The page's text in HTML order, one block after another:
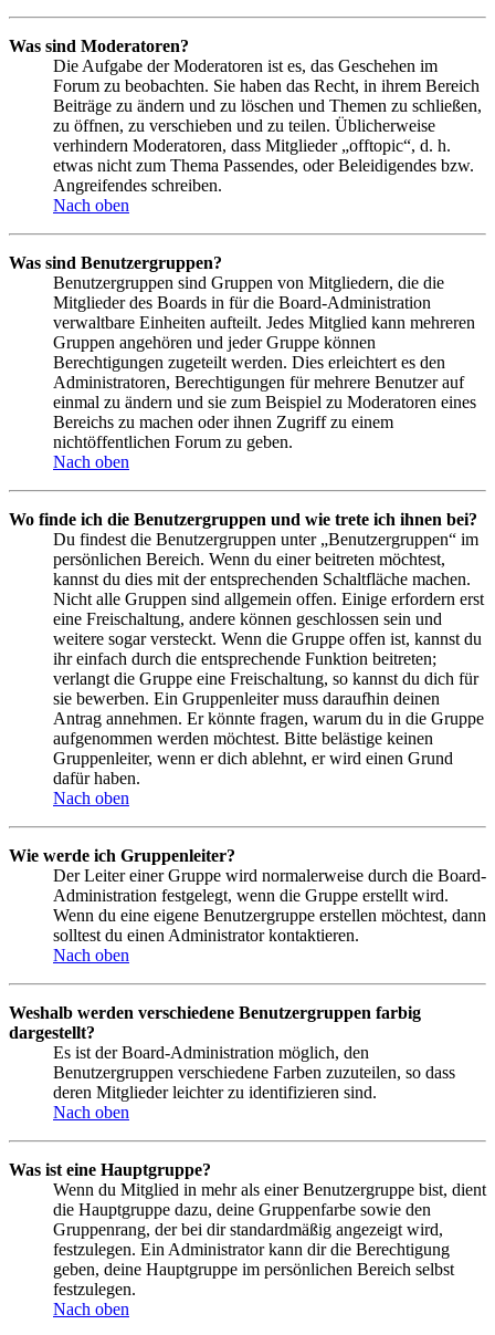
Was sind Moderatoren?
Die Aufgabe der Moderatoren ist es, das Geschehen im
Forum zu beobachten. Sie haben das Recht, in ihrem Bereich
Beiträge zu ändern und zu löschen und Themen zu schließen,
zu öffnen, zu verschieben und zu teilen. Üblicherweise
verhindern Moderatoren, dass Mitglieder „offtopic“, d. h.
etwas nicht zum Thema Passendes, oder Beleidigendes bzw.
Angreifendes schreiben.
Nach oben
Was sind Benutzergruppen?
Benutzergruppen sind Gruppen von Mitgliedern, die die
Mitglieder des Boards in für die Board-Administration
verwaltbare Einheiten aufteilt. Jedes Mitglied kann mehreren
Gruppen angehören und jeder Gruppe können
Berechtigungen zugeteilt werden. Dies erleichtert es den
Administratoren, Berechtigungen für mehrere Benutzer auf
einmal zu ändern und sie zum Beispiel zu Moderatoren eines
Bereichs zu machen oder ihnen Zugriff zu einem
nichtöffentlichen Forum zu geben.
Nach oben
Wo finde ich die Benutzergruppen und wie trete ich ihnen bei?
Du findest die Benutzergruppen unter „Benutzergruppen“ im
persönlichen Bereich. Wenn du einer beitreten möchtest,
kannst du dies mit der entsprechenden Schaltfläche machen.
Nicht alle Gruppen sind allgemein offen. Einige erfordern erst
eine Freischaltung, andere können geschlossen sein und
weitere sogar versteckt. Wenn die Gruppe offen ist, kannst du
ihr einfach durch die entsprechende Funktion beitreten;
verlangt die Gruppe eine Freischaltung, so kannst du dich für
sie bewerben. Ein Gruppenleiter muss daraufhin deinen
Antrag annehmen. Er könnte fragen, warum du in die Gruppe
aufgenommen werden möchtest. Bitte belästige keinen
Gruppenleiter, wenn er dich ablehnt, er wird einen Grund
dafür haben.
Nach oben
Wie werde ich Gruppenleiter?
Der Leiter einer Gruppe wird normalerweise durch die Board-
Administration festgelegt, wenn die Gruppe erstellt wird.
Wenn du eine eigene Benutzergruppe erstellen möchtest, dann
solltest du einen Administrator kontaktieren.
Nach oben
Weshalb werden verschiedene Benutzergruppen farbig
dargestellt?
Es ist der Board-Administration möglich, den
Benutzergruppen verschiedene Farben zuzuteilen, so dass
deren Mitglieder leichter zu identifizieren sind.
Nach oben
Was ist eine Hauptgruppe?
Wenn du Mitglied in mehr als einer Benutzergruppe bist, dient
die Hauptgruppe dazu, deine Gruppenfarbe sowie den
Gruppenrang, der bei dir standardmäßig angezeigt wird,
festzulegen. Ein Administrator kann dir die Berechtigung
geben, deine Hauptgruppe im persönlichen Bereich selbst
festzulegen.
Nach oben